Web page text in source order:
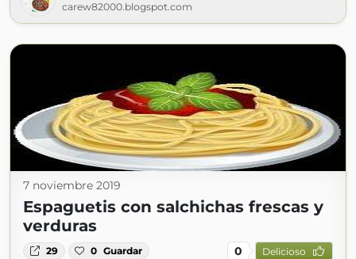
carew82000.blogspot.com
7 noviembre 2019
Espaguetis con salchichas frescas y
verduras
29 0 Guardar 0 Delicioso